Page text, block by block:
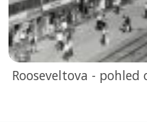
Rooseveltova - pohled